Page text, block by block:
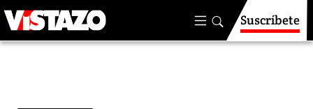
Suscríbete